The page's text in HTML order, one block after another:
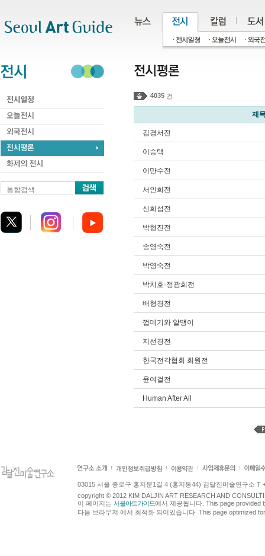
통합검색
4035 건
제
김경서전
이승택
이만수전
서인희전
신희섭전
박형진전
송영숙전
박영숙전
박치호·정광희전
배형경전
껍데기와 알맹이
지선경전
한국전각협회 회원전
윤여걸전
Human After All
03015 서울 종로구 홍지문1길 4 (홍지동44) 김달진미술연구소 T
copyright © 2012 KIM DALJIN ART RESEARCH AND
이 페이지는 서울아트가이드에서 제공됩니다. This page provided
다음 브라우져 에서 최적화 되어있습니다. This page optimized